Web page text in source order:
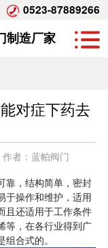
0523-87889266
制造厂家
对症下药去
作者： 蓝帕阀门
靠，结构简单，密封
于操作和维护，适用
且还适用于工作条件
等，在各行业得到广
合式的。